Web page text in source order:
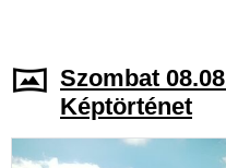
Szombat
Képtörténet